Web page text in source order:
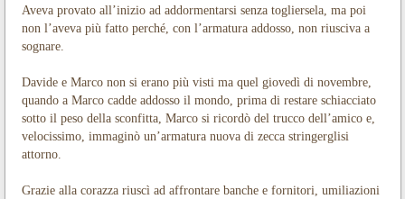
Aveva provato all’inizio ad addormentarsi senza togliersela, ma poi
non l’aveva più fatto perché, con l’armatura addosso, non riusciva a
sognare.
Davide e Marco non si erano più visti ma quel giovedì di novembre,
quando a Marco cadde addosso il mondo, prima di restare schiacciato
sotto il peso della sconfitta, Marco si ricordò del trucco dell’amico e,
velocissimo, immaginò un’armatura nuova di zecca stringerglisi
attorno.
Grazie alla corazza riuscì ad affrontare banche e fornitori, umiliazioni